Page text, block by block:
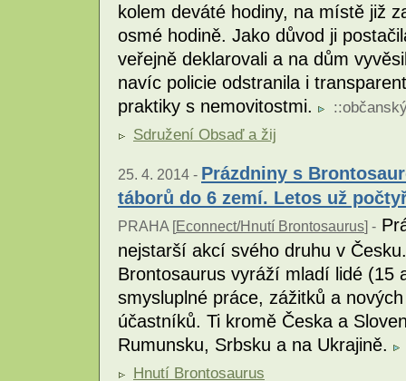
kolem deváté hodiny, na místě již
osmé hodině. Jako důvod ji
veřejně deklarovali a na dům
navíc policie odstranila i
praktiky s nemovitostmi.
::
Sdružení Obsaď a žij
25. 4. 2014 - Prázdniny s
táborů do 6 zemí. Letos už
PRAHA [Econnect/Hnutí Brontosaurus] -
nejstarší akcí svého druhu v
Brontosaurus vyráží mladí lidé (15
smysluplné práce, zážitků a
účastníků. Ti kromě Česka a
Rumunsku, Srbsku a na Ukrajině.
Hnutí Brontosaurus